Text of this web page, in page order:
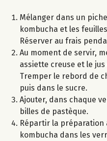
Mélanger dans un
kombucha et les
Réserver au frais
Au moment de servir,
assiette creuse et le
Tremper le rebord de
puis dans le sucre.
Ajouter, dans chaque
billes de pastèque.
Répartir la préparation
kombucha dans les